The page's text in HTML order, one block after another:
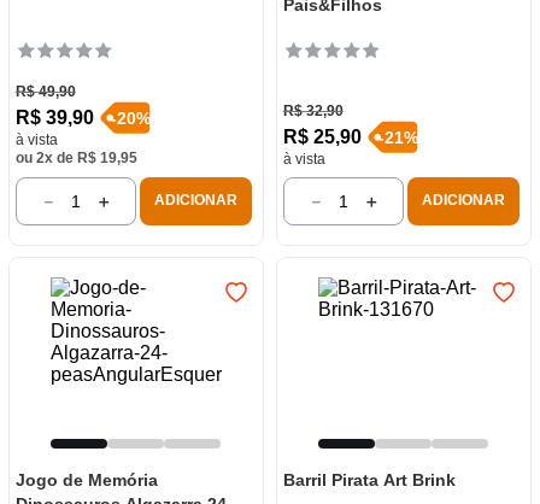
R$ 49,90
R$ 39,90
à vista
-20%
ou 2x de R$ 19,95
＋
－ ADICIONAR
Pais&Filhos
R$ 32,90
R$ 25,90
à vista
-21%
＋
－ ADICIONAR
Jogo de Memória
Barril Pirata Art Brink